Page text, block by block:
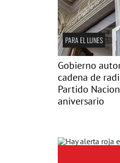
PARA EL LUNES
Gobierno
cadena de
Partido
aniversario